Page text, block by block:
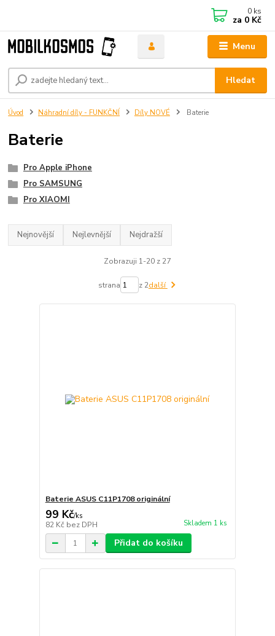
Menu
Hledat
0 ks
za 0 Kč
Úvod Náhradní díly - FUNKČNÍ Díly NOVÉ Baterie
Baterie
Pro Apple iPhone
Pro SAMSUNG
Pro XIAOMI
Nejnovější Nejlevnější Nejdražší
Zobrazuji 1-20 z 27
strana z 2další
Baterie ASUS C11P1708 originální
99 Kč/ks
82 Kč bez DPH Skladem 1 ks
Přidat do košíku